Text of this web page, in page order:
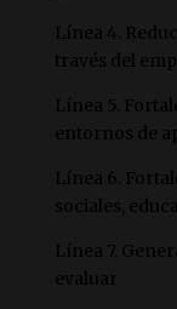
Línea 4.
través del
Línea 5.
entornos de
Línea 6.
sociales,
Línea 7.
evaluar